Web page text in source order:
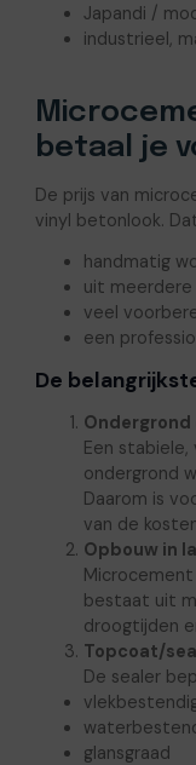
Japandi /
industrieel,
betaal je
De prijs van
vinyl betonlook.
handmatig
uit
veel
een
De
Ondergrond
Een stabiele,
ondergrond
Daarom is
van de
Opbouw in
bestaat uit
droogtijden
Topcoat/
De sealer
glansgraad